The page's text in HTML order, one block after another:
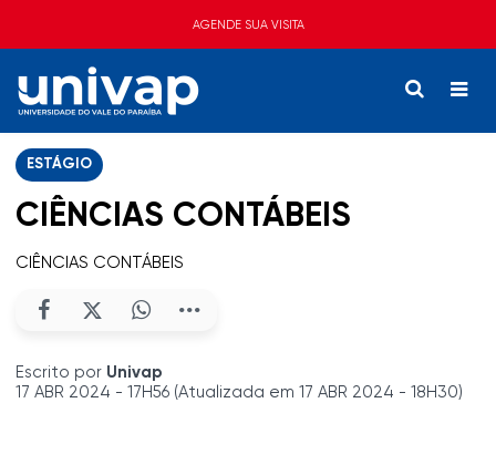
AGENDE SUA VISITA
ESTÁGIO
CIÊNCIAS CONTÁBEIS
CIÊNCIAS CONTÁBEIS
Escrito por Univap
17 ABR 2024 - 17H56 (Atualizada em 17 ABR 2024 - 18H30)